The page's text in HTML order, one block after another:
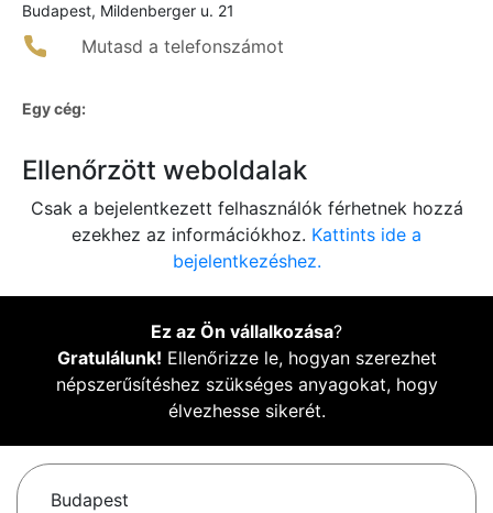
Budapest, Mildenberger u. 21
Mutasd a telefonszámot
Egy cég:
Ellenőrzött weboldalak
Csak a bejelentkezett felhasználók férhetnek hozzá
ezekhez az információkhoz. Kattints ide a
bejelentkezéshez.
Ez az Ön vállalkozása?
Gratulálunk! Ellenőrizze le, hogyan szerezhet
népszerűsítéshez szükséges anyagokat, hogy
élvezhesse sikerét.
Budapest